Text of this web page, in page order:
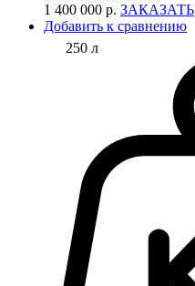
1 400 000 р. ЗАКАЗАТЬ
Добавить к сравнению
250 л